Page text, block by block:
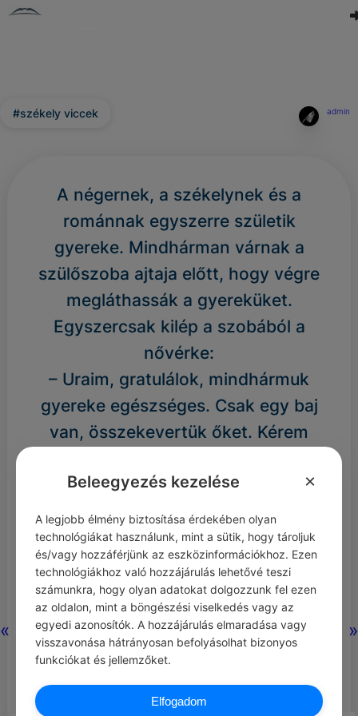
« »
#székely viccek admin
A négernek, a székelynek és a
románnak egyszerre születik
gyereke. Mindhárman várnak a
szülőszoba ajtaja előtt, hogy végre
megláthassák a gyereküket.
Egyszercsak kilép a szobából a
nővérke:
– Uraim, gratulálok, mindhármuk
gyereke egészséges. Csak egy baj
van, összekevertük őket. Kérem
sajátjukat.
Erre a székely egyből berohan, és
felkapja a néger gyerekét. Mire az:
– Székely! Nem látod, hogy az az én
gyerekem? Teljesen olyan mint én, a
bőre színén is látszik.
Mire a székely:
– Lehet hogy a tied, de amíg ki nem
derül melyik a románé, addig ez
Beleegyezés kezelése ×
A legjobb élmény biztosítása érdekében olyan
technológiákat használunk, mint a sütik, hogy tároljuk
és/vagy hozzáférjünk az eszközinformációkhoz. Ezen
technológiákhoz való hozzájárulás lehetővé teszi
számunkra, hogy olyan adatokat dolgozzunk fel ezen
az oldalon, mint a böngészési viselkedés vagy az
egyedi azonosítók. A hozzájárulás elmaradása vagy
visszavonása hátrányosan befolyásolhat bizonyos
funkciókat és jellemzőket.
Elfogadom